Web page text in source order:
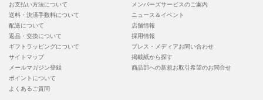
お支払い方法について
送料・決済手数料について
配送について
返品・交換について
ギフトラッピングについて
サイトマップ
メールマガジン登録
ポイントについて
よくあるご質問
メンバーズサービスのご案内
ニュース＆イベント
店舗情報
採用情報
プレス・メディアお問い合わせ
掲載紙から探す
商品部への新規お取引希望のお問合せ